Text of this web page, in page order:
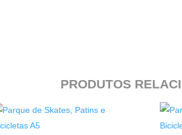
PRODUTOS